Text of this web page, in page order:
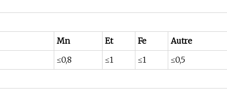
Mn Et Fe
Autre
≤0,8 ≤1 ≤1 ≤0,5